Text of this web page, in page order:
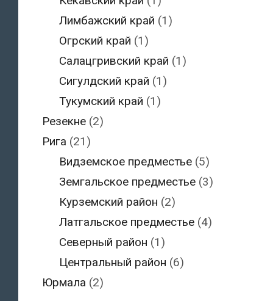
Лимбажский край (1)
Огрский край (1)
Салацгривский край (1)
Сигулдский край (1)
Тукумский край (1)
Резекне(2)
Рига (21)
Видземское предместье (5)
Земгальское предместье (3)
Курземский район (2)
Латгальское предместье (4)
Северный район (1)
Центральный район (6)
Юрмала (2)